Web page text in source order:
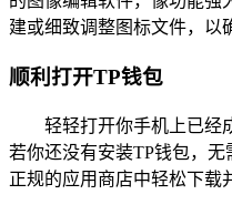
建或细致调整图标文件，以
顺利打开TP钱包
轻轻打开你手机上已经
若你还没有安装TP钱包，
正规的应用商店中轻松下载